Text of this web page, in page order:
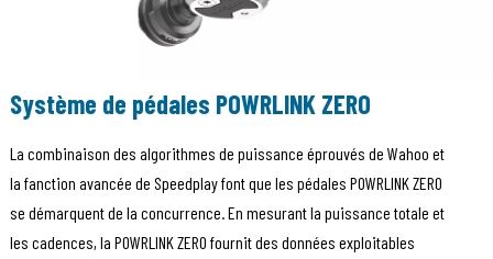
Système de pédales POWRLINK ZERO
La combinaison des algorithmes de puissance éprouvés de Wahoo et
la fanction avancée de Speedplay font que les pédales POWRLINK ZERO
se démarquent de la concurrence. En mesurant la puissance totale et
les cadences, la POWRLINK ZERO fournit des données exploitables